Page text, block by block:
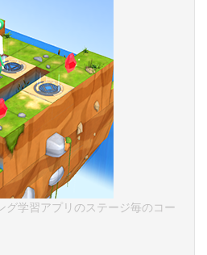
グ学習アプリのステージ毎のコー